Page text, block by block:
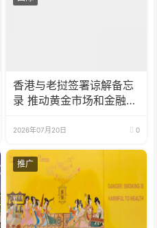
香港与老挝签署谅解备忘
录 推动黄金市场和金融服
2026年07月20日 0
推广